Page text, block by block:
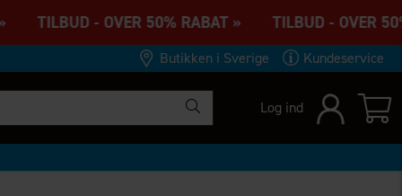
- OVER 50% RABAT » TILBUD - OVER
Butikken i Sverige Kundeservice
Log ind